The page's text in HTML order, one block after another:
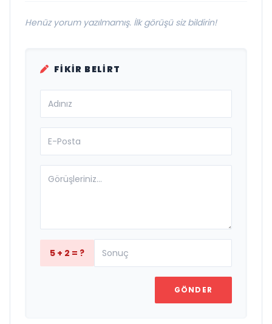
Henüz yorum yazılmamış. İlk görüşü siz bildirin!
FIKIR BELIRT
5 + 2 = ?
GÖNDER